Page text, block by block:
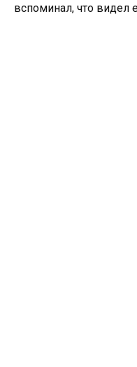
вспоминал, что видел